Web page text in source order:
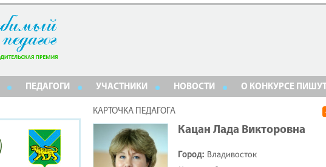
ПЕДАГОГИ УЧАСТНИКИ НОВОСТИ О КОНКУРСЕ ПИШУТ
КАРТОЧКА ПЕДАГОГА
Кацан Лада Викторовна
Город: Владивосток